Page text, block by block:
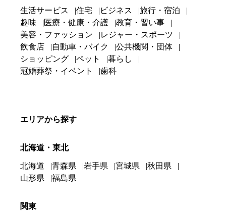
生活サービス 住宅 ビジネス
旅行・宿泊
趣味
医療・健康・介護
教育・習い事
美容・ファッション
レジャー・スポーツ
飲食店
自動車・バイク
公共機関・団体
ショッピング
ペット
暮らし
冠婚葬祭・イベント
歯科
エリアから探す
北海道・東北
北海道 青森県 岩手県 宮城県
秋田県
山形県
福島県
関東